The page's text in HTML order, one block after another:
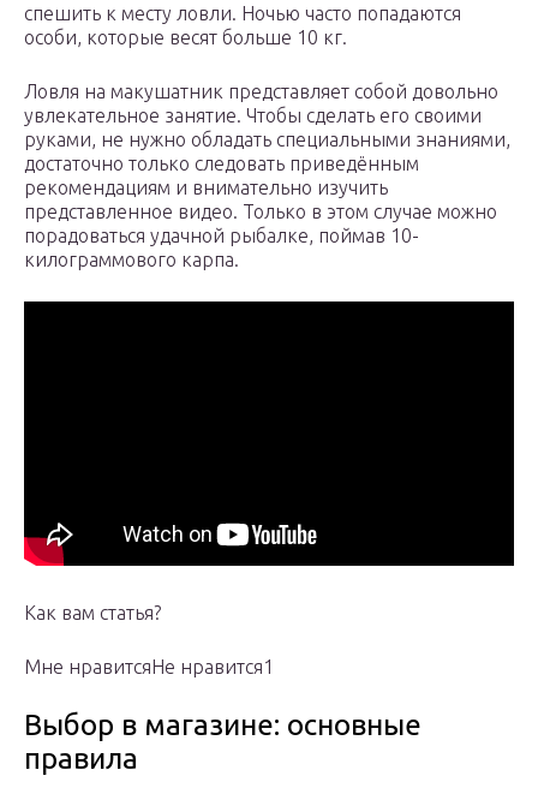
спешить к месту ловли. Ночью часто попадаются
особи, которые весят больше 10 кг.
Ловля на макушатник представляет собой довольно
увлекательное занятие. Чтобы сделать его своими
руками, не нужно обладать специальными знаниями,
достаточно только следовать приведённым
рекомендациям и внимательно изучить
представленное видео. Только в этом случае можно
порадоваться удачной рыбалке, поймав 10-
килограммового карпа.
Как вам статья?
Мне нравитсяНе нравится1
Выбор в магазине: основные
правила